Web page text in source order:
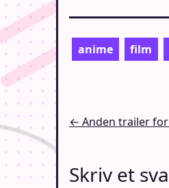
anime film
← Anden trailer for
Skriv et